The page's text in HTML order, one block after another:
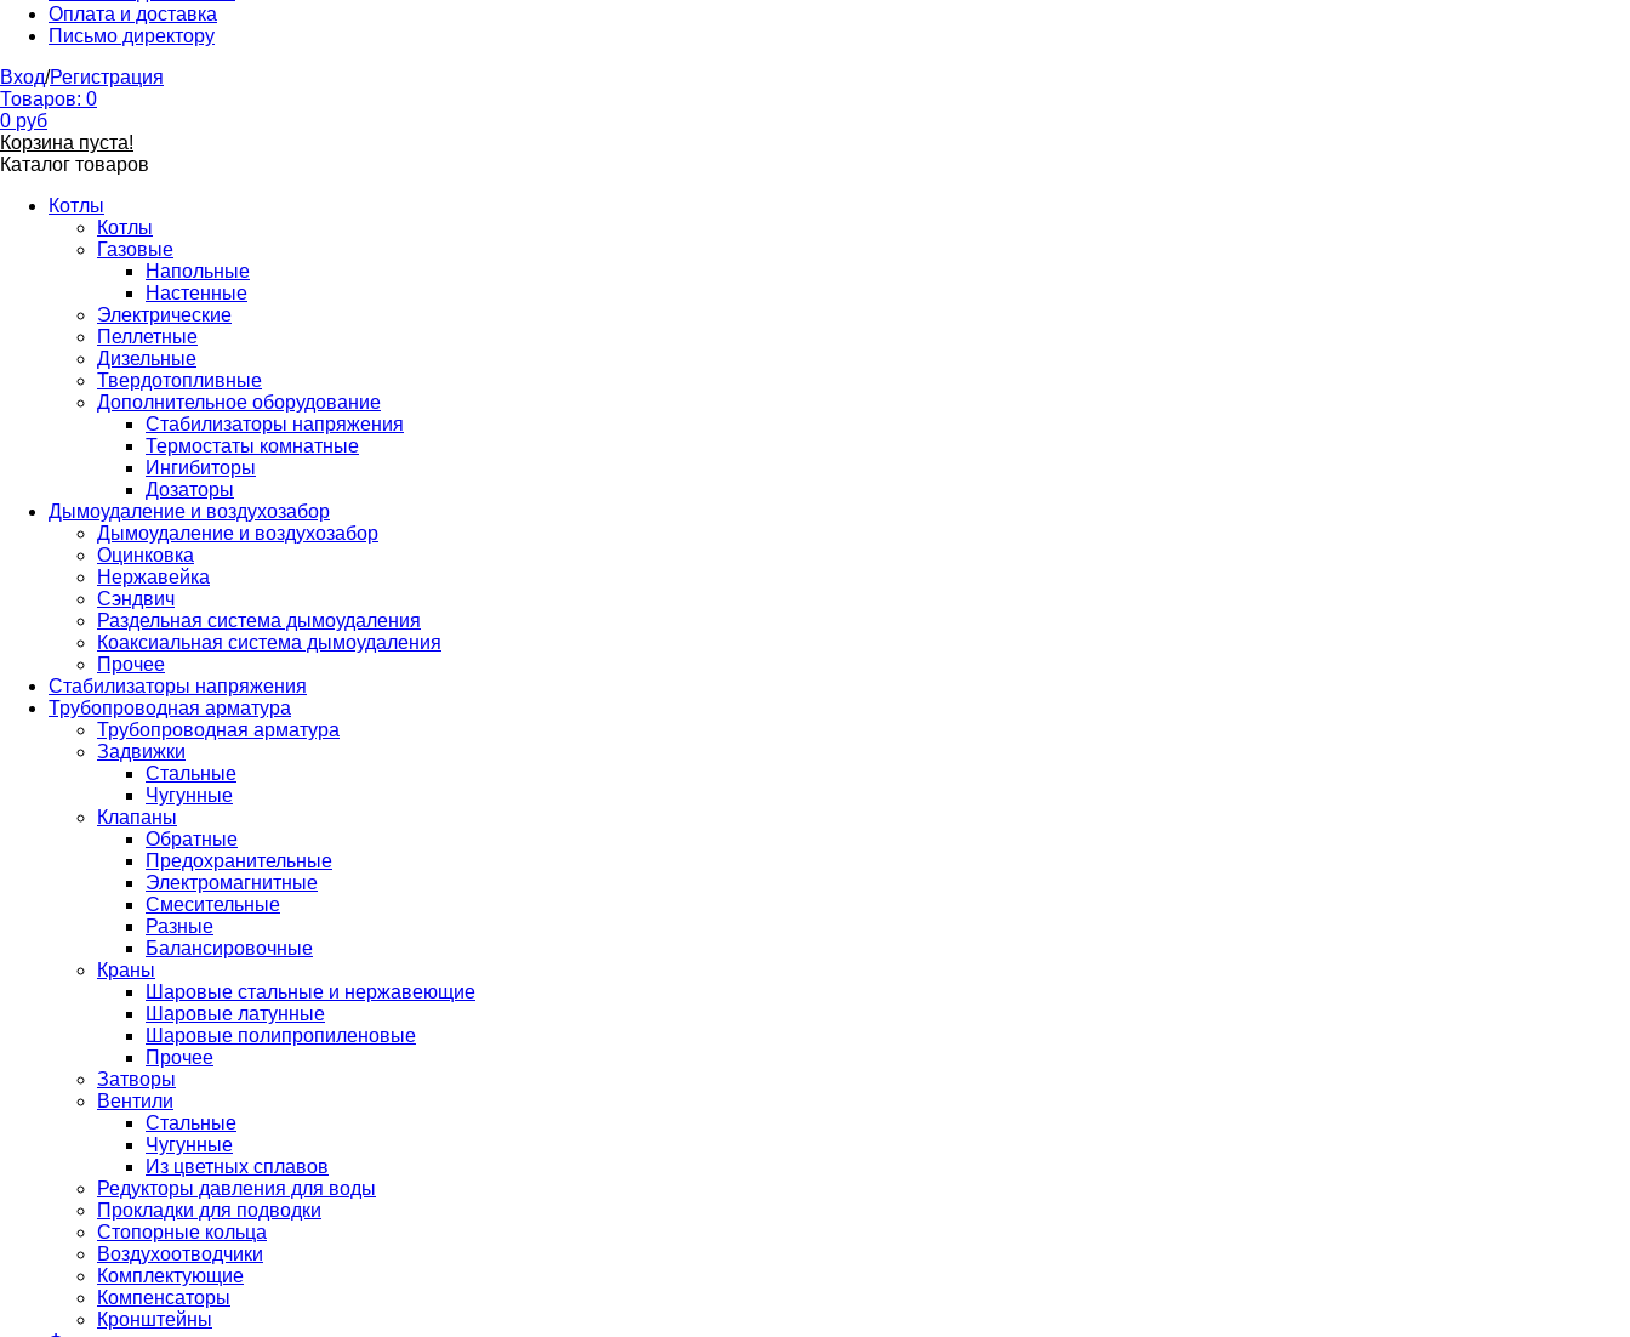
Оплата и доставка
Письмо директору
Вход/Регистрация
Товаров: 0
0 руб
Корзина пуста!
Каталог товаров
Котлы
Котлы
Газовые
Напольные
Настенные
Электрические
Пеллетные
Дизельные
Твердотопливные
Дополнительное оборудование
Стабилизаторы напряжения
Термостаты комнатные
Ингибиторы
Дозаторы
Дымоудаление и воздухозабор
Дымоудаление и воздухозабор
Оцинковка
Нержавейка
Сэндвич
Раздельная система дымоудаления
Коаксиальная система дымоудаления
Прочее
Стабилизаторы напряжения
Трубопроводная арматура
Трубопроводная арматура
Задвижки
Стальные
Чугунные
Клапаны
Обратные
Предохранительные
Электромагнитные
Смесительные
Разные
Балансировочные
Краны
Шаровые стальные и нержавеющие
Шаровые латунные
Шаровые полипропиленовые
Прочее
Затворы
Вентили
Стальные
Чугунные
Из цветных сплавов
Редукторы давления для воды
Прокладки для подводки
Стопорные кольца
Воздухоотводчики
Комплектующие
Компенсаторы
Кронштейны